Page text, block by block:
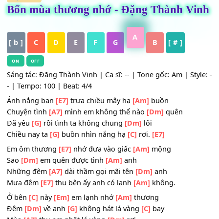
Bốn mùa thương nhớ - Đặng Thành
[ b ] C D E F B [ # ]
ON
Sáng tác: Đặng Thành Vinh | Ca sĩ: -- | Tone gốc: Am |
- | Tempo: 100 | Beat: 4/4
Ánh nắng ban [E7]trưa chiều mây hạ[Am]
Chuyện tình[A7]mình em không thể nào[Dm]
Đã yêu[G]rồi tình ta không chung
Chiều nay ta[G]buồn nhìn nắng hạ[C]rơi.
Em ôm thương nhớ đưa vào giấc [Am]
mộng
Sao[Dm]em quên được tình[Am]anh
Những đêm[A7]dài thầm gọi mãi tên [Dm]